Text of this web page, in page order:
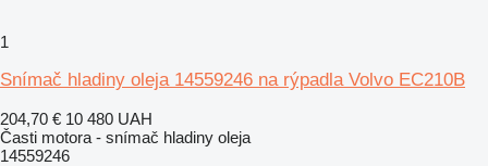
1
Snímač hladiny oleja 14559246 na rýpadla Volvo EC210B
204,70 € 10 480 UAH
Časti motora - snímač hladiny oleja
14559246